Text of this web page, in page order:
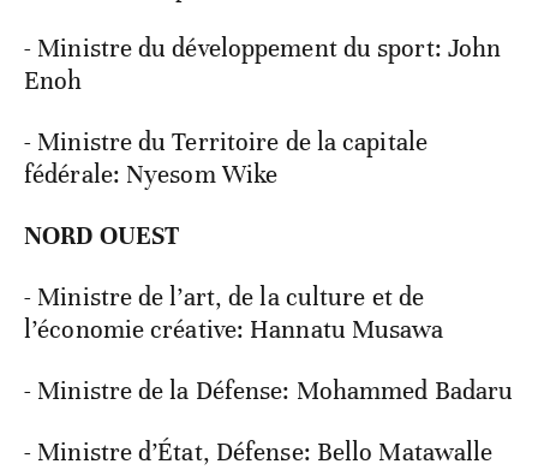
- Ministre du développement du sport: John
Enoh
- Ministre du Territoire de la capitale
fédérale: Nyesom Wike
NORD OUEST
- Ministre de l’art, de la culture et de
l’économie créative: Hannatu Musawa
- Ministre de la Défense: Mohammed Badaru
- Ministre d’État, Défense: Bello Matawalle